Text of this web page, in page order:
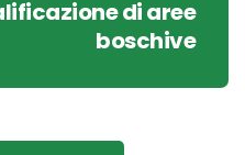
di aree
boschive